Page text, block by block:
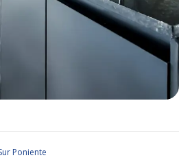
Poniente